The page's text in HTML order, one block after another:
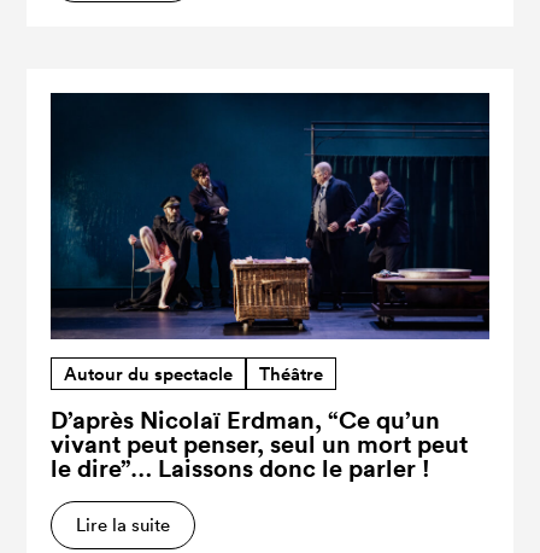
Autour du spectacle Théâtre
D’après Nicolaï Erdman, “Ce qu’un
vivant peut penser, seul un mort peut
le dire”… Laissons donc le parler !
Lire la suite